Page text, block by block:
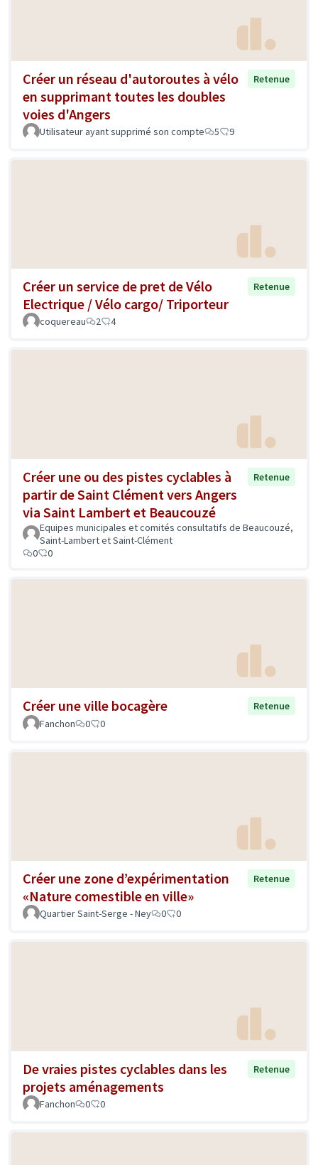
Créer un réseau d'autoroutes à vélo
en supprimant toutes les doubles
voies d'Angers
Retenue
Utilisateur ayant supprimé son compte 5 9
Créer un service de pret de Vélo
Electrique / Vélo cargo/ Triporteur
Retenue
coquereau 2 4
Créer une ou des pistes cyclables à
partir de Saint Clément vers Angers
via Saint Lambert et Beaucouzé
Retenue
Equipes municipales et comités consultatifs de Beaucouzé,
Saint-Lambert et Saint-Clément
0
0
Créer une ville bocagère
Retenue
Fanchon
0 0
Créer une zone d’expérimentation
«Nature comestible en ville»
Retenue
Quartier Saint-Serge - Ney 0 0
De vraies pistes cyclables dans les
projets aménagements
Retenue
Fanchon 0 0